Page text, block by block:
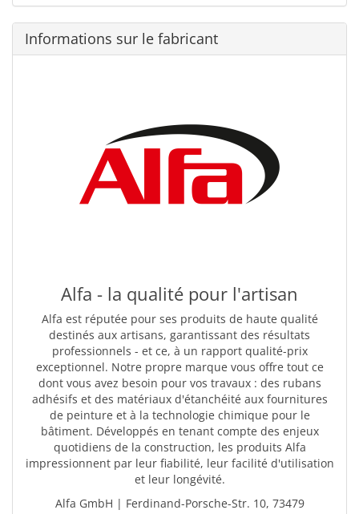
Informations sur le fabricant
Alfa - la qualité pour l'artisan
Alfa est réputée pour ses produits de haute qualité
destinés aux artisans, garantissant des résultats
professionnels - et ce, à un rapport qualité-prix
exceptionnel. Notre propre marque vous offre tout ce
dont vous avez besoin pour vos travaux : des rubans
adhésifs et des matériaux d'étanchéité aux fournitures
de peinture et à la technologie chimique pour le
bâtiment. Développés en tenant compte des enjeux
quotidiens de la construction, les produits Alfa
impressionnent par leur fiabilité, leur facilité d'utilisation
et leur longévité.
Alfa GmbH | Ferdinand-Porsche-Str. 10, 73479